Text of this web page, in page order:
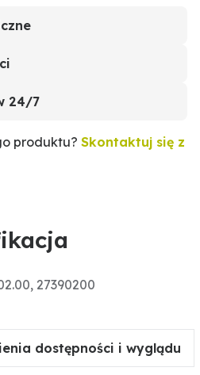
24/7
produktu? Skontaktuj się z
27390200
dostępności i wyglądu